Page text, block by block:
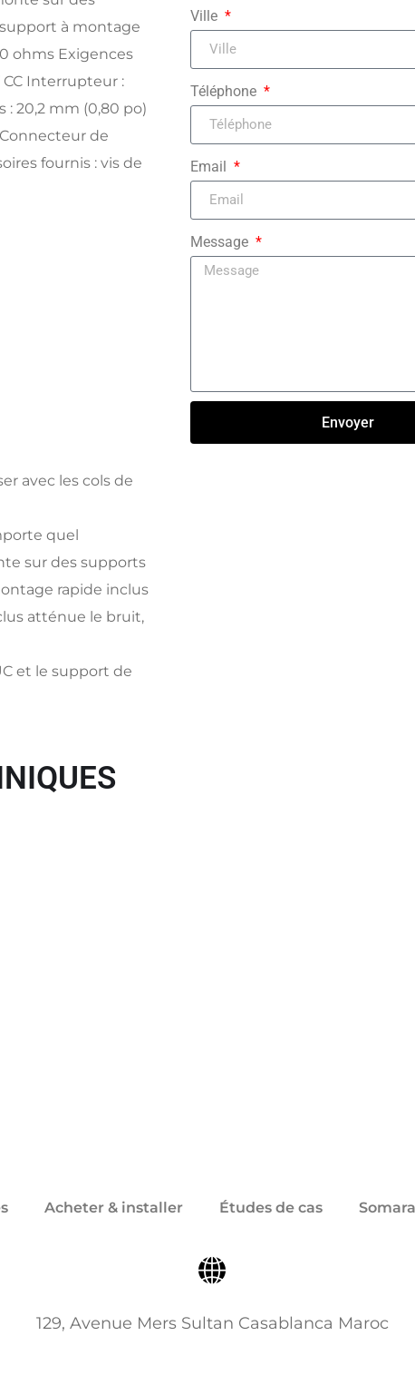
support à montage
ohms Exigences
CC Interrupteur :
: 20,2 mm (0,80 po)
de
fournis : vis de
avec les cols de
quel
sur des supports
rapide inclus
atténue le bruit,
et le support de
Ville
Téléphone
Email
Message
Envoyer
Acheter & installer Études de cas
129, Avenue Mers Sultan Casablanca Maroc